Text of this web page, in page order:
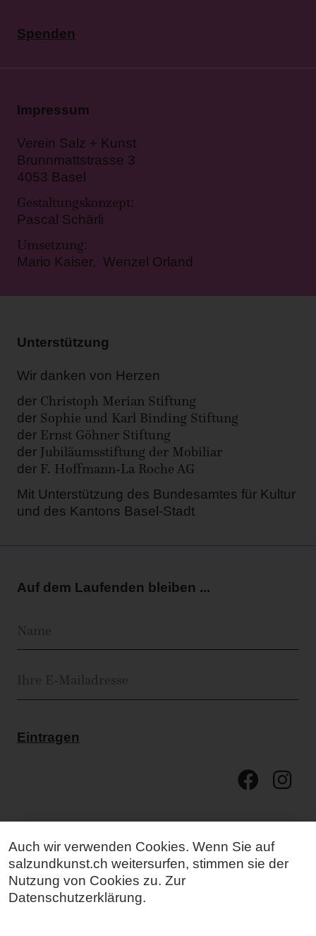
Spenden
Impressum
Verein Salz + Kunst
Brunnmattstrasse 3
4053 Basel
Gestaltungskonzept:
Pascal Schärli
Umsetzung:
Mario Kaiser, Wenzel Orland
Unterstützung
Wir danken von Herzen
der Christoph Merian Stiftung
der Sophie und Karl Binding Stiftung
der Ernst Göhner Stiftung
der Jubiläumsstiftung der Mobiliar
der F. Hoffmann-La Roche AG
Mit Unterstützung des Bundesamtes für Kultur
und des Kantons Basel-Stadt
Auf dem Laufenden bleiben ...
Eintragen
Mehr Kunst für mehr Menschen.
Auch wir verwenden Cookies. Wenn Sie auf
salzundkunst.ch weitersurfen, stimmen sie der
Nutzung von Cookies zu. Zur
Datenschutzerklärung.